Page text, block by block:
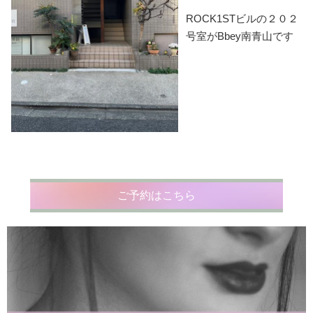
ROCK1STビルの２０２
号室がBbey南青山です
ご予約はこちら